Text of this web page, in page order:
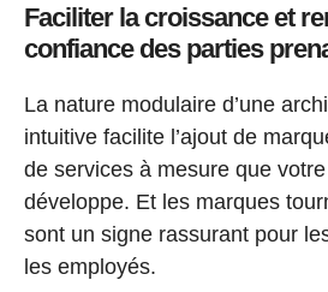
Faciliter la croissance et
confiance des parties
La nature modulaire d’une
intuitive facilite l’ajout de
de services à mesure que
développe. Et les marques
sont un signe rassurant pour
les employés.